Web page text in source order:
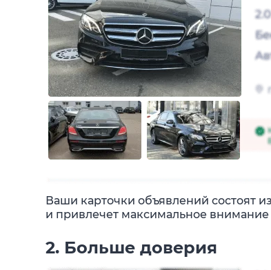
Ваши карточки объявлений состоят
и привлечет максимальное внимание
2. Больше доверия